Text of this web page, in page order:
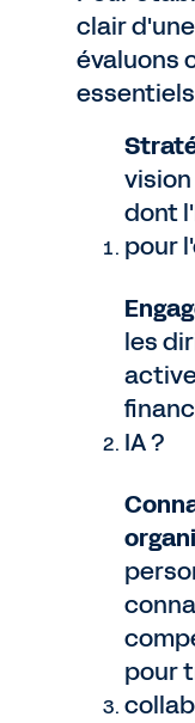
clair
évaluons
dont
pour
les
IA ?
pour